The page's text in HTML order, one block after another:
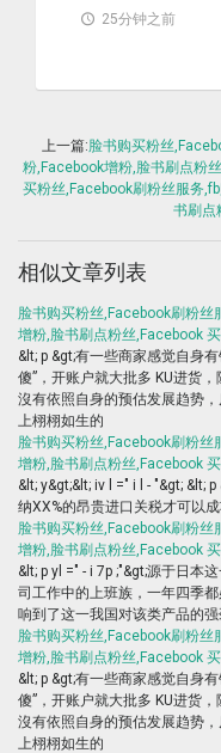
25分钟之前
上一篇:脸书购买粉丝
粉,Facebook增粉,脸书刷点粉
买粉丝,Facebook刷粉丝服务
书刷点
相似文章列表
脸书购买粉丝,Facebook刷粉
增粉,脸书刷点粉丝,Facebook
&lt; p &gt;有一些商家感觉自身
傻”，开账户就大批多 KU进货
沒有依照自身的预估发展趋势
上栩栩如生的
脸书购买粉丝,Facebook刷粉
增粉,脸书刷点粉丝,Facebook
&lt; y&gt;&lt; iv l =" i l - "&gt; &lt;
纳XX%的昂贵进口关税才可以成
脸书购买粉丝,Facebook刷粉
增粉,脸书刷点粉丝,Facebook
&lt; p yl =" - i 7p ;"&gt;源于日本
司工作中的上班族，一年四季
响到了这一我国对该类产品的
脸书购买粉丝,Facebook刷粉
增粉,脸书刷点粉丝,Facebook
&lt; p &gt;有一些商家感觉自身
傻”，开账户就大批多 KU进货
沒有依照自身的预估发展趋势
上栩栩如生的